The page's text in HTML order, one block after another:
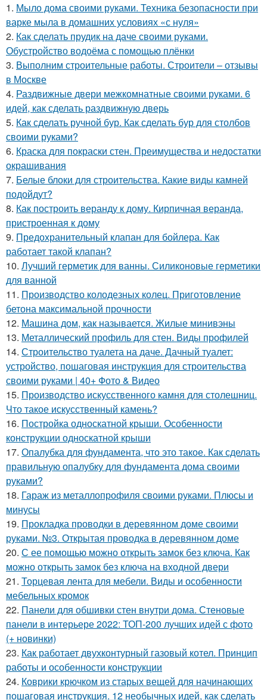
1. Мыло дома своими руками. Техника безопасности при
варке мыла в домашних условиях «с нуля»
2. Как сделать прудик на даче своими руками.
Обустройство водоёма с помощью плёнки
3. Выполним строительные работы. Строители – отзывы
в Москве
4. Раздвижные двери межкомнатные своими руками. 6
идей, как сделать раздвижную дверь
5. Как сделать ручной бур. Как сделать бур для столбов
своими руками?
6. Краска для покраски стен. Преимущества и недостатки
окрашивания
7. Белые блоки для строительства. Какие виды камней
подойдут?
8. Как построить веранду к дому. Кирпичная веранда,
пристроенная к дому
9. Предохранительный клапан для бойлера. Как
работает такой клапан?
10. Лучший герметик для ванны. Силиконовые герметики
для ванной
11. Производство колодезных колец. Приготовление
бетона максимальной прочности
12. Машина дом, как называется. Жилые минивэны
13. Металлический профиль для стен. Виды профилей
14. Строительство туалета на даче. Дачный туалет:
устройство, пошаговая инструкция для строительства
своими руками | 40+ Фото & Видео
15. Производство искусственного камня для столешниц.
Что такое искусственный камень?
16. Постройка односкатной крыши. Особенности
конструкции односкатной крыши
17. Опалубка для фундамента, что это такое. Как сделать
правильную опалубку для фундамента дома своими
руками?
18. Гараж из металлопрофиля своими руками. Плюсы и
минусы
19. Прокладка проводки в деревянном доме своими
руками. №3. Открытая проводка в деревянном доме
20. С ее помощью можно открыть замок без ключа. Как
можно открыть замок без ключа на входной двери
21. Торцевая лента для мебели. Виды и особенности
мебельных кромок
22. Панели для обшивки стен внутри дома. Стеновые
панели в интерьере 2022: ТОП-200 лучших идей с фото
(+ новинки)
23. Как работает двухконтурный газовый котел. Принцип
работы и особенности конструкции
24. Коврики крючком из старых вещей для начинающих
пошаговая инструкция. 12 необычных идей, как сделать